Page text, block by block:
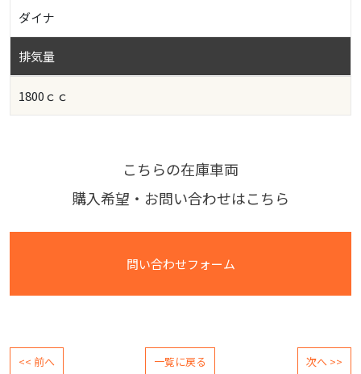
ダイナ
排気量
1800ｃｃ
こちらの在庫車両
購入希望・お問い合わせはこちら
問い合わせフォーム
<< 前へ 一覧に戻る 次へ >>